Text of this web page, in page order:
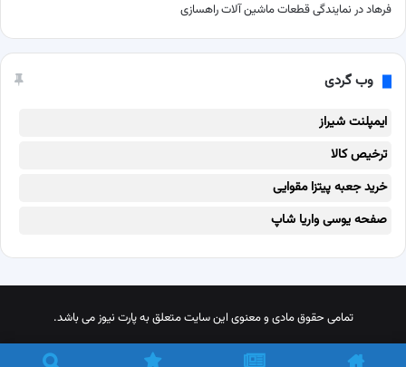
فرهاددر نمایندگی قطعات ماشین آلات راهسازی
وب گردی
ایمپلنت شیراز
ترخیص کالا
خرید جعبه پیتزا مقوایی
صفحه یوسی واریا شاپ
تمامی حقوق مادی و معنوی این سایت متعلق به پارت نیوز می باشد.